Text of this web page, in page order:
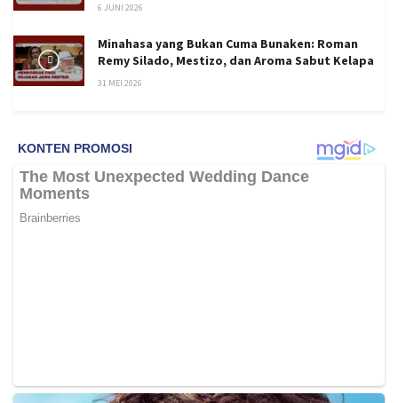
6 JUNI 2026
Minahasa yang Bukan Cuma Bunaken: Roman
Remy Silado, Mestizo, dan Aroma Sabut Kelapa
31 MEI 2026